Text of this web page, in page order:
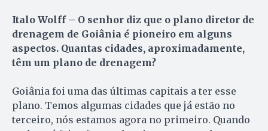
Italo Wolff – O senhor diz que o plano diretor de
drenagem de Goiânia é pioneiro em alguns
aspectos. Quantas cidades, aproximadamente,
têm um plano de drenagem?
Goiânia foi uma das últimas capitais a ter esse
plano. Temos algumas cidades que já estão no
terceiro, nós estamos agora no primeiro. Quando